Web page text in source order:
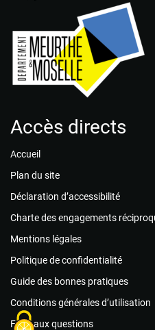
Accès directs
Accueil
Plan du site
Déclaration d’accessibilité
Charte des engagements
Mentions légales
Politique de confidentialité
Guide des bonnes pratiques
Conditions générales d’utilisation
Foire aux questions